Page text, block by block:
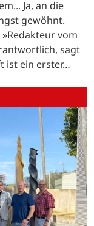
Ja, an die
gewöhnt.
vom
sagt
ist ein erster…